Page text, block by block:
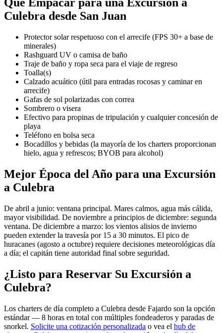
Qué Empacar para una Excursión a
Culebra desde San Juan
Protector solar respetuoso con el arrecife (FPS 30+ a base de
minerales)
Rashguard UV o camisa de baño
Traje de baño y ropa seca para el viaje de regreso
Toalla(s)
Calzado acuático (útil para entradas rocosas y caminar en
arrecife)
Gafas de sol polarizadas con correa
Sombrero o visera
Efectivo para propinas de tripulación y cualquier concesión de
playa
Teléfono en bolsa seca
Bocadillos y bebidas (la mayoría de los charters proporcionan
hielo, agua y refrescos; BYOB para alcohol)
Mejor Época del Año para una Excursión
a Culebra
De abril a junio: ventana principal. Mares calmos, agua más cálida,
mayor visibilidad. De noviembre a principios de diciembre: segunda
ventana. De diciembre a marzo: los vientos alisios de invierno
pueden extender la travesía por 15 a 30 minutos. El pico de
huracanes (agosto a octubre) requiere decisiones meteorológicas día
a día; el capitán tiene autoridad final sobre seguridad.
¿Listo para Reservar Su Excursión a
Culebra?
Los charters de día completo a Culebra desde Fajardo son la opción
estándar — 8 horas en total con múltiples fondeaderos y paradas de
snorkel. Solicite una cotización personalizada o vea el hub de